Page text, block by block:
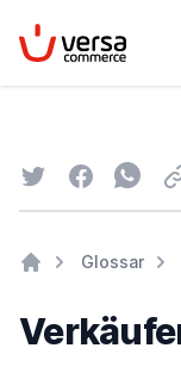
VersaCommerce
TwitterFacebook
Glossar